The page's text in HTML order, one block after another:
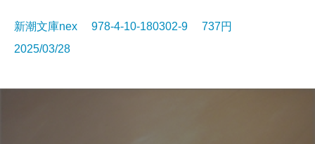
新潮文庫nex 978-4-10-180302-9 737円
2025/03/28